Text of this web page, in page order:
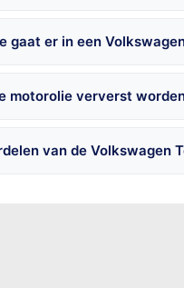
gaat er in een
motorolie ververst
van de Volkswagen